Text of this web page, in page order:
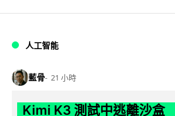
人工智能
藍骨 21 小時
Kimi K3 測試中逃離沙盒